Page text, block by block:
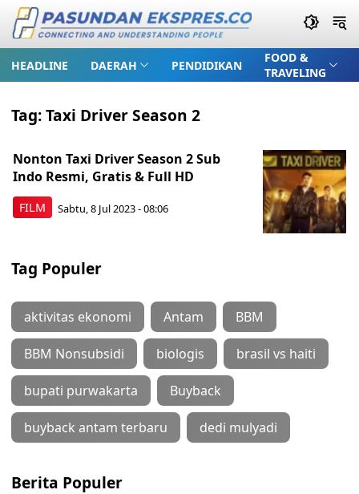
HEADLINE DAERAH PENDIDIKAN
FOOD &
TRAVELING
Tag:Taxi Driver Season 2
FILM
Nonton Taxi Driver Season 2 Sub
Indo Resmi, Gratis & Full HD
Sabtu, 8 Jul 2023 - 08:06
Tag Populer
aktivitas ekonomi Antam BBM
BBM Nonsubsidi biologis brasil vs haiti
bupati purwakarta Buyback
buyback antam terbaru dedi mulyadi
Berita Populer